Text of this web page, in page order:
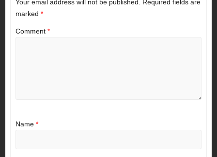
Your email address will not be published. Required fields are
marked *
Comment *
Name *